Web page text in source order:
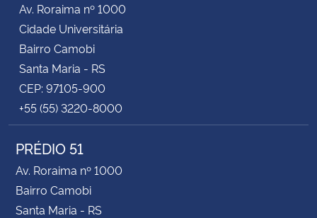
Av. Roraima nº 1000
Cidade Universitária
Bairro Camobi
Santa Maria - RS
CEP: 97105-900
+55 (55) 3220-8000
PRÉDIO 51
Av. Roraima nº 1000
Bairro Camobi
Santa Maria - RS